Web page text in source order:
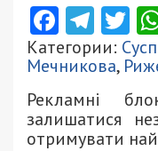
Категории:
Мечникова,
Рекламні
залишатися
отримувати